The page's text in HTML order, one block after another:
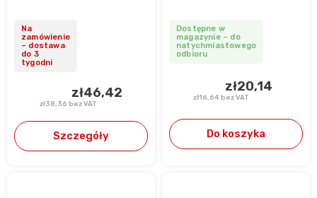
Na
zamówienie
– dostawa
do 3
tygodni
zł38,36 bez VAT
zł46,42
Szczegóły
Dostępne w
magazynie – do
natychmiastowego
odbioru
zł16,64 bez VAT
zł20,14
Do koszyka